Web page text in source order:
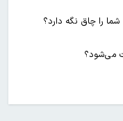
را چاق نگه دارد؟
می‌شود؟